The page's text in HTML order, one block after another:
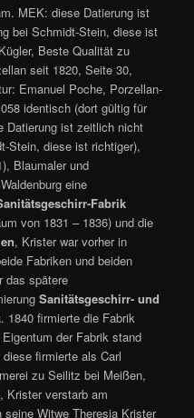
MEK: diese Datierung ist
bei Schmidt-Stein, diese ist
Beste Qualität zu
seit 1820, Seite 30,
Emanuel Poche, Porzellan-
identisch (dort gültig für
Datierung ist zeitlich nicht
Stein, diese ist richtiger),
Blaumaler und
eine
Fabrik
von 1831 – 1836) und die
, Krister war vorher in
Fabriken und beiden
das spätere
Sanitätsgeschirr- und
1840 firmierte die Fabrik
der Fabrik stand
firmierte als Carl
zu Seilitz bei Meißen,
Krister verstarb am
Witwe Theresia Krister